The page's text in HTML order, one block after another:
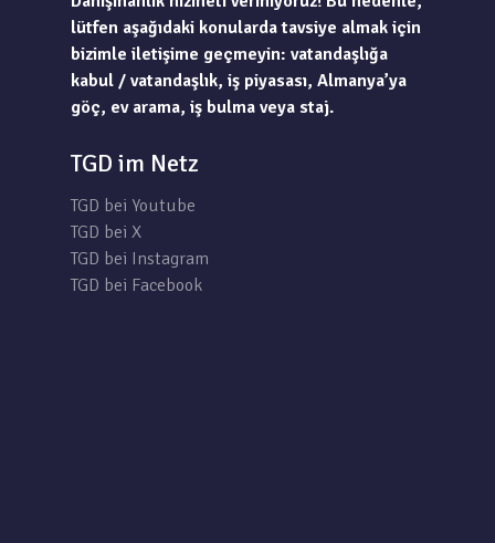
lütfen aşağıdaki konularda tavsiye almak için
bizimle iletişime geçmeyin: vatandaşlığa
kabul / vatandaşlık, iş piyasası, Almanya’ya
göç, ev arama, iş bulma veya staj.
TGD im Netz
TGD bei Youtube
TGD bei X
TGD bei Instagram
TGD bei Facebook